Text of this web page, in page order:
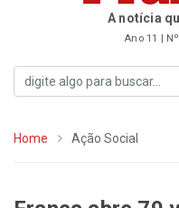
A notícia
Ano 11 |
Home Ação Social